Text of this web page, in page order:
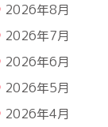
2026年8月
2026年7月
2026年6月
2026年5月
2026年4月